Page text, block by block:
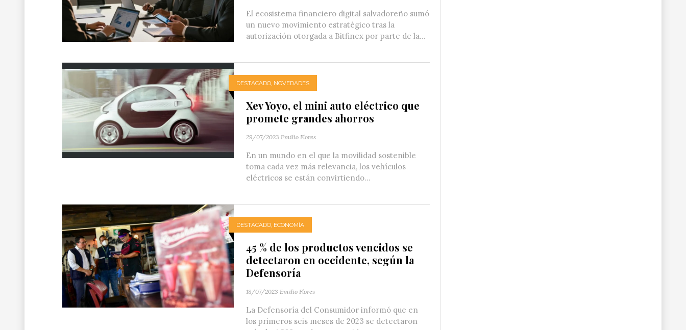
El ecosistema financiero digital salvadoreño sumó
un nuevo movimiento estratégico tras la
autorización otorgada a Bitfinex por parte de la...
DESTACADO NOVEDADES
Xev Yoyo, el mini auto eléctrico que
promete grandes ahorros
29/07/2023 Emilio Flores
En un mundo en el que la movilidad sostenible
toma cada vez más relevancia, los vehículos
eléctricos se están convirtiendo...
DESTACADO ECONOMÍA
45 % de los productos vencidos se
detectaron en occidente, según la
Defensoría
18/07/2023 Emilio Flores
La Defensoría del Consumidor informó que en
los primeros seis meses de 2023 se detectaron